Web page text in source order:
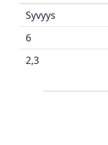
Syvyys
6
2,3